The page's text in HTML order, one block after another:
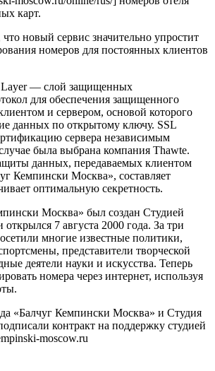
карт.
новый сервис значительно упростит
номеров для постоянных клиентов
Layer — слой защищенных
для обеспечения защищенного
и сервером, основой которого
данных по открытому ключу. SSL
сервера независимым
была выбрана компания Thawte.
данных, передаваемых клиентом
Кемпински Москва», составляет
оптимальную секретность.
Москва» был создан Студией
7 августа 2000 года. За три
многие известные политики,
представители творческой
деятели науки и искусства. Теперь
номера через интернет, используя
«Балчуг Кемпински Москва» и Студия
контракт на поддержку студией
moscow.ru